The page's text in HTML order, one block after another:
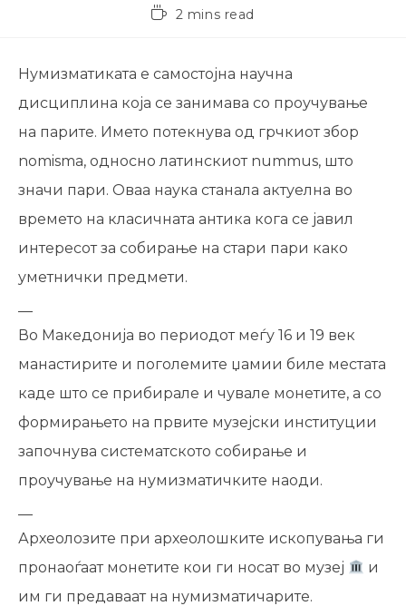
2 mins read
Нумизматиката е самостојна научна
дисциплина која се занимава со проучување
на парите. Името потекнува од грчкиот збор
nomisma, односно латинскиот nummus, што
значи пари. Оваа наука станала актуелна во
времето на класичната антика кога се јавил
интересот за собирање на стари пари како
уметнички предмети.
Во Македонија во периодот меѓу 16 и 19 век
манастирите и поголемите џамии биле местата
каде што се прибирале и чувале монетите, а со
формирањето на првите музејски институции
започнува систематското собирање и
проучување на нумизматичките наоди.
Археолозите при археолошките ископувања ги
пронаоѓаат монетите кои ги носат во музеј
и
им ги предаваат на нумизматичарите.